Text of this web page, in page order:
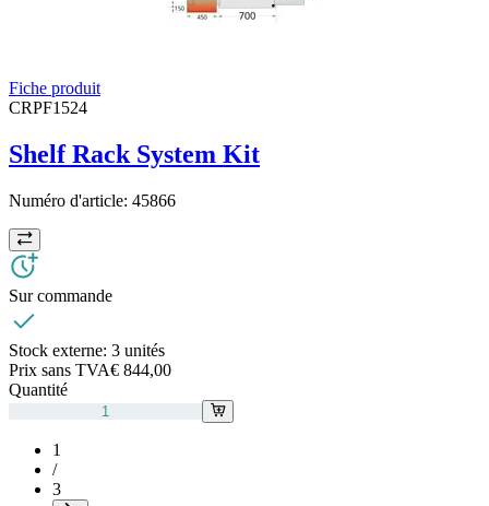
Fiche produit
CRPF1524
Shelf Rack System Kit
Numéro d'article: 45866
Sur commande
Stock externe: 3 unités
Prix sans TVA€ 844,00
Quantité
1
/
3